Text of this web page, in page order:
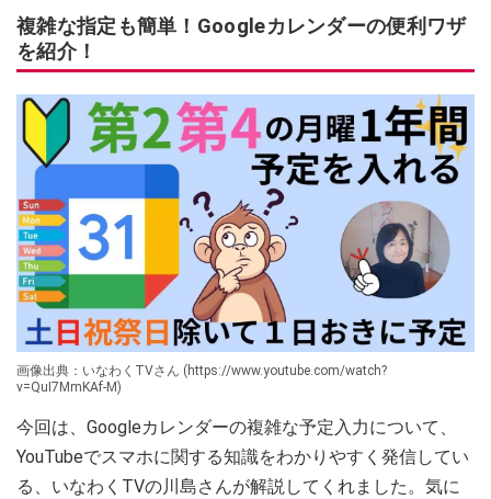
複雑な指定も簡単！Googleカレンダーの便利ワザ
を紹介！
画像出典：いなわくTVさん (https://www.youtube.com/watch?
v=QuI7MmKAf-M)
今回は、Googleカレンダーの複雑な予定入力について、
YouTubeでスマホに関する知識をわかりやすく発信してい
る、いなわくTVの川島さんが解説してくれました。気に